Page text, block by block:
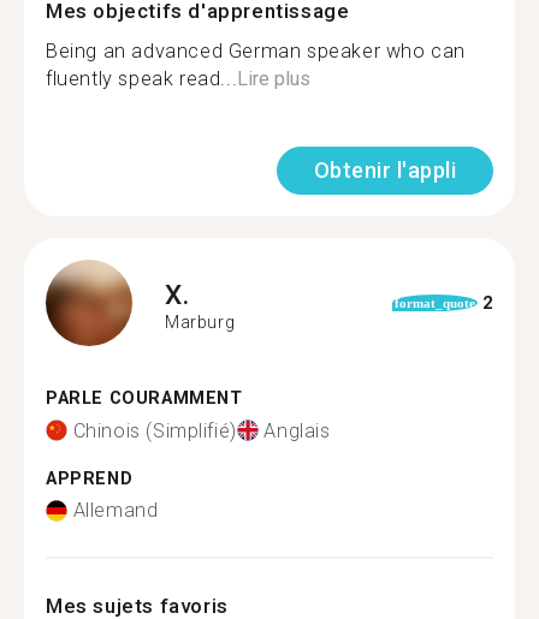
Mes objectifs d'apprentissage
Being an advanced German speaker who can
fluently speak read...Lire plus
Obtenir l'appli
X.
Marburg
format_quote 2
PARLE COURAMMENT
Chinois (Simplifié) Anglais
APPREND
Allemand
Mes sujets favoris